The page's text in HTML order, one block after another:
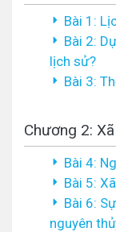
Bài 1:
Bài 2:
lịch sử?
Bài 3:
Chương 2:
Bài 4:
Bài 5:
Bài 6:
nguyên